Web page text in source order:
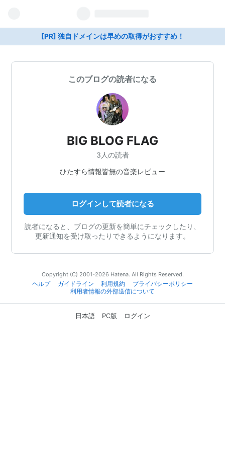
[PR] 独自ドメインは早めの取得がおすすめ！
このブログの読者になる
BIG BLOG FLAG
3人の読者
ひたすら情報皆無の音楽レビュー
ログインして読者になる
読者になると、ブログの更新を簡単にチェックしたり、
更新通知を受け取ったりできるようになります。
Copyright (C) 2001-2026 Hatena. All Rights Reserved.
ヘルプ
ガイドライン 利用規約
プライバシーポリシー
利用者情報の外部送信について
日本語 PC版 ログイン